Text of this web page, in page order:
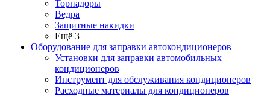
Торнадоры
Ведра
Защитные накидки
Ещё 3
Оборудование для заправки автокондиционеров
Установки для заправки автомобильных
кондиционеров
Инструмент для обслуживания кондиционеров
Расходные материалы для кондиционеров